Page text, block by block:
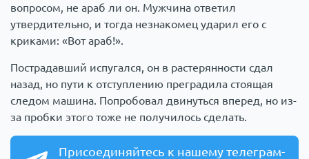
вопросом, не араб ли он. Мужчина ответил
утвердительно, и тогда незнакомец ударил его с
криками: «Вот араб!».
Пострадавший испугался, он в растерянности сдал
назад, но пути к отступлению преградила стоящая
следом машина. Попробовал двинуться вперед, но из-
за пробки этого тоже не получилось сделать.
Присоединяйтесь к нашему телеграм-